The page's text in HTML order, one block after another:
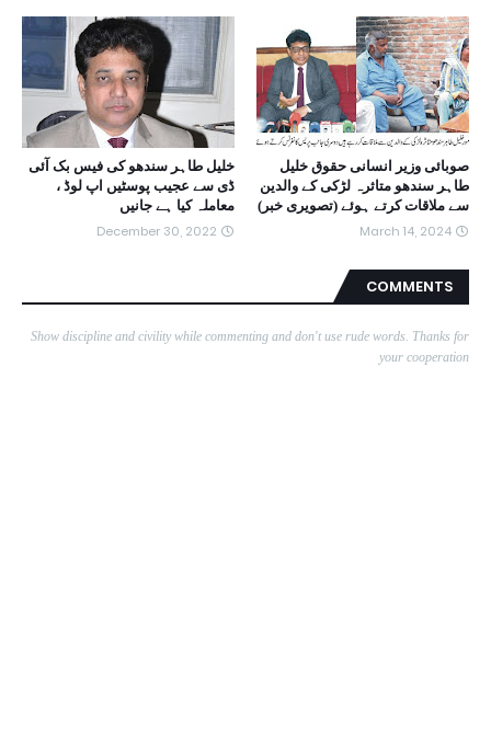
صوبائی وزیر انسانی حقوق خلیل
طاہر سندھو متاثرہ لڑکی کے والدین
سے ملاقات کرتے ہوئے (تصویری خبر)
March 14, 2024
خلیل طاہر سندھو کی فیس بک آئی
ڈی سے عجیب پوسٹیں اپ لوڈ ،
معاملہ کیا ہے جانیں
December 30, 2022
COMMENTS
Show discipline and civility while commenting and don't use rude words. Thanks for
your cooperation